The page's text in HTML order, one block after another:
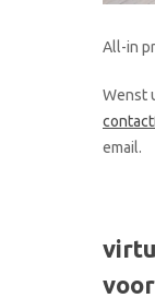
All-in
Wenst
email.